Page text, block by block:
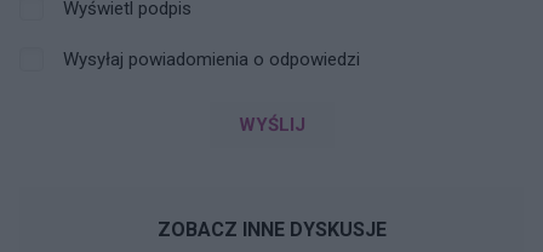
Wyświetl podpis
Wysyłaj powiadomienia o odpowiedzi
WYŚLIJ
ZOBACZ INNE DYSKUSJE